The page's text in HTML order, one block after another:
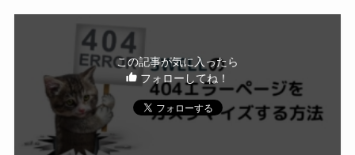
この記事が気に入ったら
フォローしてね！